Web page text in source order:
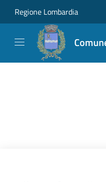
Regione Lombardia